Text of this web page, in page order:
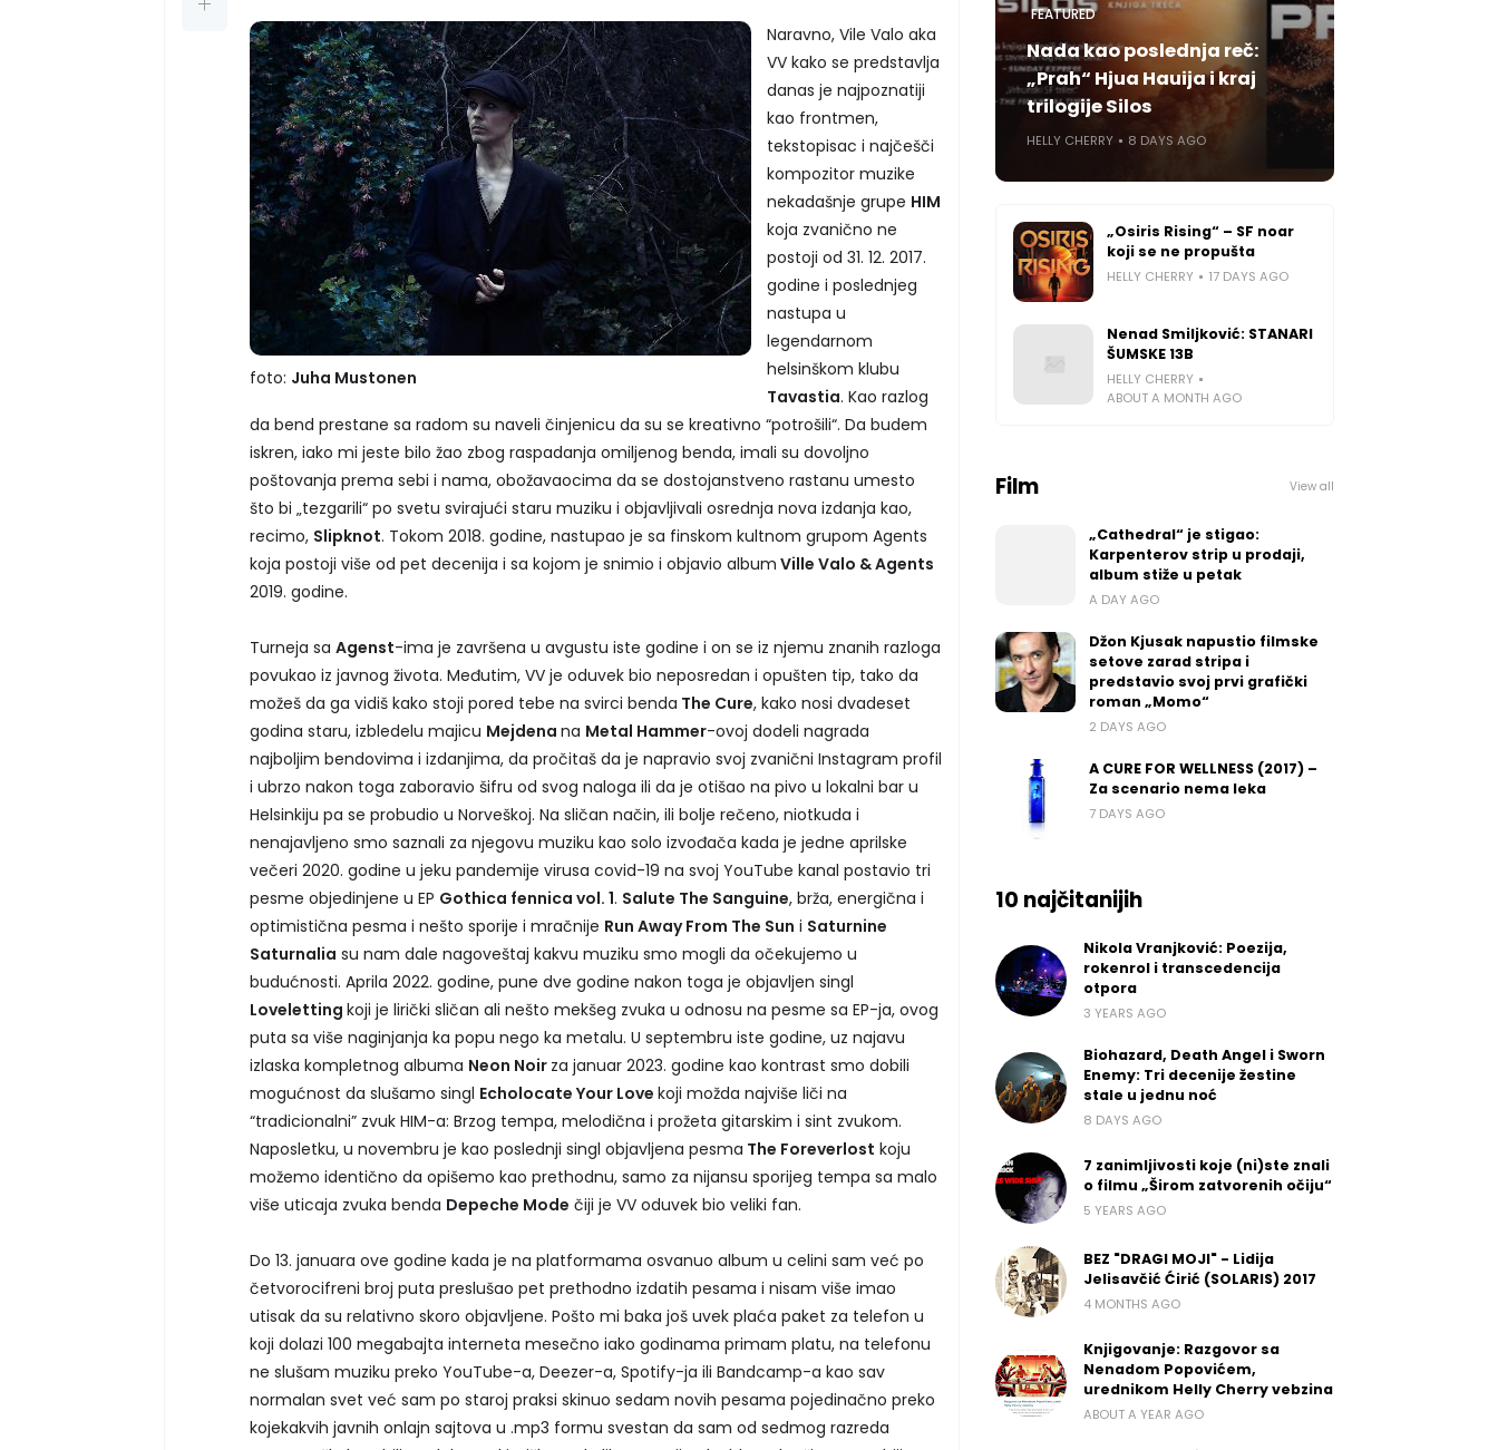
foto: Juha Mustonen
Naravno, Vile Valo aka
VV kako se predstavlja
danas je najpoznatiji
kao frontmen,
tekstopisac i najčešči
kompozitor muzike
nekadašnje grupe HIM
koja zvanično ne
postoji od 31. 12. 2017.
godine i poslednjeg
nastupa u
legendarnom
helsinškom klubu
Tavastia. Kao razlog
da bend prestane sa radom su naveli činjenicu da su se kreativno “potrošili“. Da budem
iskren, iako mi jeste bilo žao zbog raspadanja omiljenog benda, imali su dovoljno
poštovanja prema sebi i nama, obožavaocima da se dostojanstveno rastanu umesto
što bi „tezgarili“ po svetu svirajući staru muziku i objavljivali osrednja nova izdanja kao,
recimo, Slipknot. Tokom 2018. godine, nastupao je sa finskom kultnom grupom Agents
koja postoji više od pet decenija i sa kojom je snimio i objavio album Ville Valo & Agents
2019. godine.
Turneja sa Agenst-ima je završena u avgustu iste godine i on se iz njemu znanih razloga
povukao iz javnog života. Međutim, VV je oduvek bio neposredan i opušten tip, tako da
možeš da ga vidiš kako stoji pored tebe na svirci benda The Cure, kako nosi dvadeset
godina staru, izbledelu majicu Mejdena na Metal Hammer-ovoj dodeli nagrada
najboljim bendovima i izdanjima, da pročitaš da je napravio svoj zvanični Instagram profil
i ubrzo nakon toga zaboravio šifru od svog naloga ili da je otišao na pivo u lokalni bar u
Helsinkiju pa se probudio u Norveškoj. Na sličan način, ili bolje rečeno, niotkuda i
nenajavljeno smo saznali za njegovu muziku kao solo izvođača kada je jedne aprilske
večeri 2020. godine u jeku pandemije virusa covid-19 na svoj YouTube kanal postavio tri
pesme objedinjene u EP Gothica fennica vol. 1. Salute The Sanguine, brža, energična i
optimistična pesma i nešto sporije i mračnije Run Away From The Sun i Saturnine
Saturnalia su nam dale nagoveštaj kakvu muziku smo mogli da očekujemo u
budućnosti. Aprila 2022. godine, pune dve godine nakon toga je objavljen singl
Loveletting koji je lirički sličan ali nešto mekšeg zvuka u odnosu na pesme sa EP-ja, ovog
puta sa više naginjanja ka popu nego ka metalu. U septembru iste godine, uz najavu
izlaska kompletnog albuma Neon Noir za januar 2023. godine kao kontrast smo dobili
mogućnost da slušamo singl Echolocate Your Love koji možda najviše liči na
“tradicionalni” zvuk HIM-a: Brzog tempa, melodična i prožeta gitarskim i sint zvukom.
Naposletku, u novembru je kao poslednji singl objavljena pesma The Foreverlost koju
možemo identično da opišemo kao prethodnu, samo za nijansu sporijeg tempa sa malo
više uticaja zvuka benda Depeche Mode čiji je VV oduvek bio veliki fan.
Do 13. januara ove godine kada je na platformama osvanuo album u celini sam već po
četvorocifreni broj puta preslušao pet prethodno izdatih pesama i nisam više imao
utisak da su relativno skoro objavljene. Pošto mi baka još uvek plaća paket za telefon u
koji dolazi 100 megabajta interneta mesečno iako godinama primam platu, na telefonu
ne slušam muziku preko YouTube-a, Deezer-a, Spotify-ja ili Bandcamp-a kao sav
normalan svet već sam po staroj praksi skinuo sedam novih pesama pojedinačno preko
kojekakvih javnih onlajn sajtova u .mp3 formu svestan da sam od sedmog razreda
FEATURED
Nada kao poslednja reč:
„Prah“ Hjua Hauija i kraj
trilogije Silos
HELLY CHERRY 8 DAYS AGO
„Osiris Rising“ – SF noar
koji se ne propušta
HELLY CHERRY 17 DAYS AGO
Nenad Smiljković: STANARI
ŠUMSKE 13B
HELLY CHERRY
ABOUT A MONTH AGO
Film View all
„Cathedral“ je stigao:
Karpenterov strip u prodaji,
album stiže u petak
A DAY AGO
Džon Kjusak napustio filmske
setove zarad stripa i
predstavio svoj prvi grafički
roman „Momo“
2 DAYS AGO
A CURE FOR WELLNESS (2017) –
Za scenario nema leka
7 DAYS AGO
10 najčitanijih
Nikola Vranjković: Poezija,
rokenrol i transcedencija
otpora
3 YEARS AGO
Biohazard, Death Angel i Sworn
Enemy: Tri decenije žestine
stale u jednu noć
8 DAYS AGO
7 zanimljivosti koje (ni)ste znali
o filmu „Širom zatvorenih očiju“
5 YEARS AGO
BEZ "DRAGI MOJI" - Lidija
Jelisavčić Ćirić (SOLARIS) 2017
4 MONTHS AGO
Knjigovanje: Razgovor sa
Nenadom Popovićem,
urednikom Helly Cherry vebzina
ABOUT A YEAR AGO